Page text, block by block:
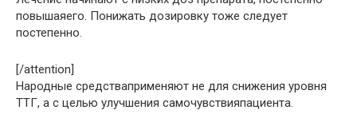
повышаяего. Понижать дозировку тоже следует
постепенно.
[/attention]
Народные средстваприменяют не для снижения уровня
ТТГ, а с целью улучшения самочувствияпациента.